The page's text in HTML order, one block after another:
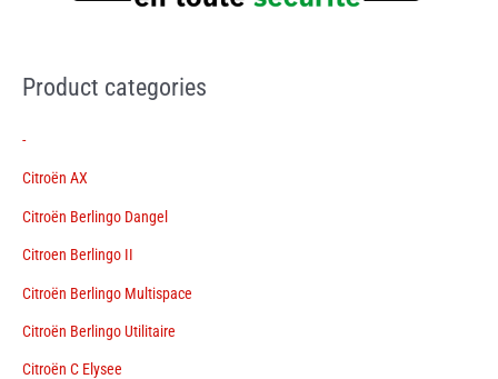
Product categories
-
Citroën AX
Citroën Berlingo Dangel
Citroen Berlingo II
Citroën Berlingo Multispace
Citroën Berlingo Utilitaire
Citroën C Elysee